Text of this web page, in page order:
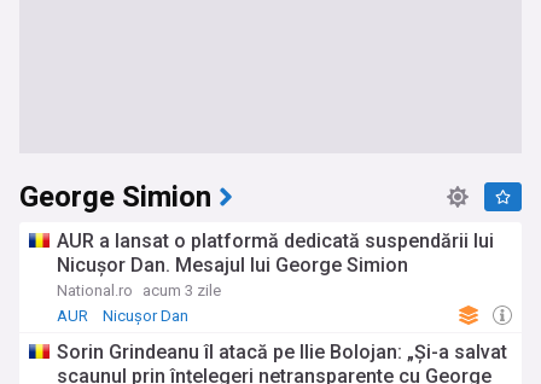
George Simion
AUR a lansat o platformă dedicată suspendării lui
Nicușor Dan. Mesajul lui George Simion
National.ro
acum 3 zile
AUR
Nicușor Dan
Sorin Grindeanu îl atacă pe Ilie Bolojan: „Și-a salvat
scaunul prin înțelegeri netransparente cu George